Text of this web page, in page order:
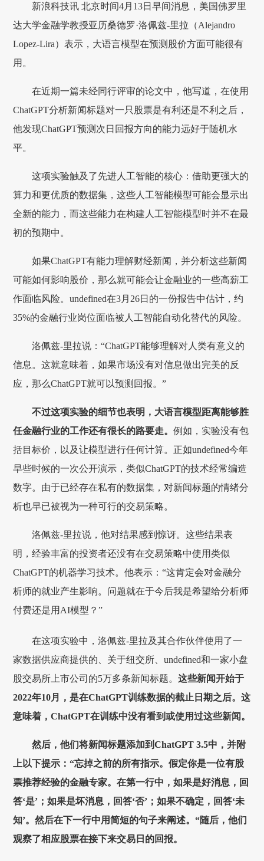
新浪科技讯 北京时间4月13日早间消息，美国佛罗里
达大学金融学教授亚历桑德罗·洛佩兹-里拉（Alejandro
Lopez-Lira）表示，大语言模型在预测股价方面可能很有
用。
在近期一篇未经同行评审的论文中，他写道，在使用
ChatGPT分析新闻标题对一只股票是有利还是不利之后，
他发现ChatGPT预测次日回报方向的能力远好于随机水
平。
这项实验触及了先进人工智能的核心：借助更强大的
算力和更优质的数据集，这些人工智能模型可能会显示出
全新的能力，而这些能力在构建人工智能模型时并不在最
初的预期中。
如果ChatGPT有能力理解财经新闻，并分析这些新闻
可能如何影响股价，那么就可能会让金融业的一些高薪工
作面临风险。undefined在3月26日的一份报告中估计，约
35%的金融行业岗位面临被人工智能自动化替代的风险。
洛佩兹-里拉说：“ChatGPT能够理解对人类有意义的
信息。这就意味着，如果市场没有对信息做出完美的反
应，那么ChatGPT就可以预测回报。”
不过这项实验的细节也表明，大语言模型距离能够胜
任金融行业的工作还有很长的路要走。例如，实验没有包
括目标价，以及让模型进行任何计算。正如undefined今年
早些时候的一次公开演示，类似ChatGPT的技术经常编造
数字。由于已经存在私有的数据集，对新闻标题的情绪分
析也早已被视为一种可行的交易策略。
洛佩兹-里拉说，他对结果感到惊讶。这些结果表
明，经验丰富的投资者还没有在交易策略中使用类似
ChatGPT的机器学习技术。他表示：“这肯定会对金融分
析师的就业产生影响。问题就在于今后我是希望给分析师
付费还是用AI模型？”
在这项实验中，洛佩兹-里拉及其合作伙伴使用了一
家数据供应商提供的、关于纽交所、undefined和一家小盘
股交易所上市公司的5万多条新闻标题。这些新闻开始于
2022年10月，是在ChatGPT训练数据的截止日期之后。这
意味着，ChatGPT在训练中没有看到或使用过这些新闻。
然后，他们将新闻标题添加到ChatGPT 3.5中，并附
上以下提示：“忘掉之前的所有指示。假定你是一位有股
票推荐经验的金融专家。在第一行中，如果是好消息，回
答‘是’；如果是坏消息，回答‘否’；如果不确定，回答‘未
知’。然后在下一行中用简短的句子来阐述。“随后，他们
观察了相应股票在接下来交易日的回报。